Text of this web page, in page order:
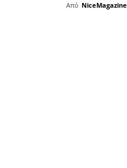
Από NiceMagazine